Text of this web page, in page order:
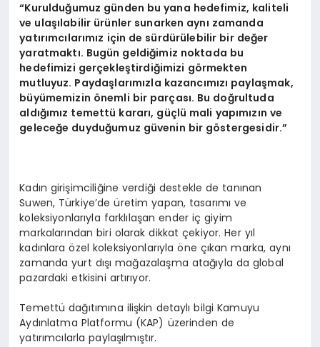
“Kurulduğumuz günden bu yana hedefimiz, kaliteli
ve ulaşılabilir ürünler sunarken aynı zamanda
yatırımcılarımız için de sürdürülebilir bir değer
yaratmaktı. Bugün geldiğimiz noktada bu
hedefimizi gerçekleştirdiğimizi görmekten
mutluyuz. Paydaşlarımızla kazancımızı paylaşmak,
büyümemizin önemli bir parçası. Bu doğrultuda
aldığımız temettü kararı, güçlü mali yapımızın ve
geleceğe duyduğumuz güvenin bir göstergesidir.”
Kadın girişimciliğine verdiği destekle de tanınan
Suwen, Türkiye’de üretim yapan, tasarımı ve
koleksiyonlarıyla farklılaşan ender iç giyim
markalarından biri olarak dikkat çekiyor. Her yıl
kadınlara özel koleksiyonlarıyla öne çıkan marka, aynı
zamanda yurt dışı mağazalaşma atağıyla da global
pazardaki etkisini artırıyor.
Temettü dağıtımına ilişkin detaylı bilgi Kamuyu
Aydınlatma Platformu (KAP) üzerinden de
yatırımcılarla paylaşılmıştır.